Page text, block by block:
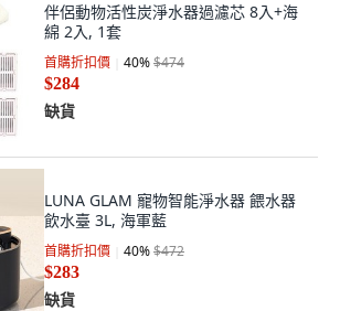
伴侶動物活性炭淨水器過濾芯 8入+海
綿 2入, 1套
首購折扣價 40%$474
$284
缺貨
LUNA GLAM 寵物智能淨水器 餵水器
飲水臺 3L, 海軍藍
首購折扣價 40%$472
$283
缺貨